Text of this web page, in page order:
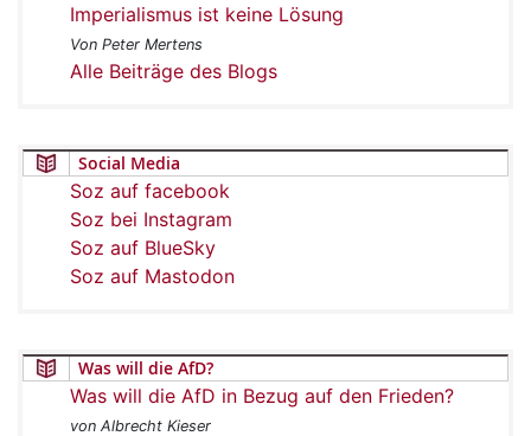
Imperialismus ist keine Lösung
Von Peter Mertens
Alle Beiträge des Blogs
Social Media
Soz auf facebook
Soz bei Instagram
Soz auf BlueSky
Soz auf Mastodon
Was will die AfD?
Was will die AfD in Bezug auf den Frieden?
von Albrecht Kieser